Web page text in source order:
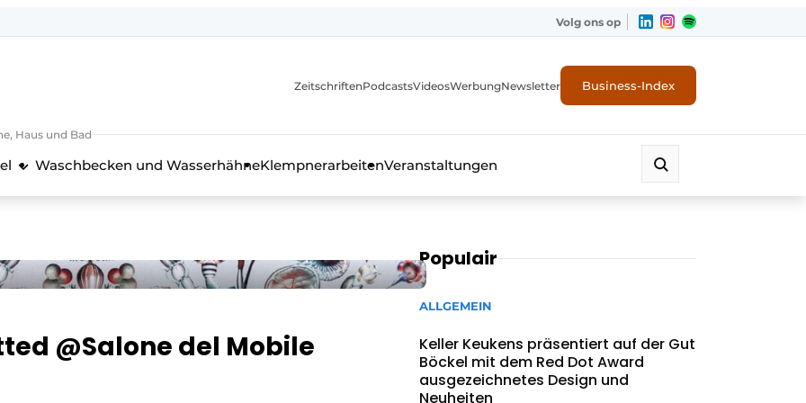
Volg ons op
Haus und Bad
ZeitschriftenPodcastsVideosWerbungNewsletter Business-Index
Waschbecken und WasserhähneKlempnerarbeitenVeranstaltungen
@Salone del Mobile
Populair
ALLGEMEIN
Keller Keukens präsentiert auf der Gut
Böckel mit dem Red Dot Award
ausgezeichnetes Design und
Neuheiten